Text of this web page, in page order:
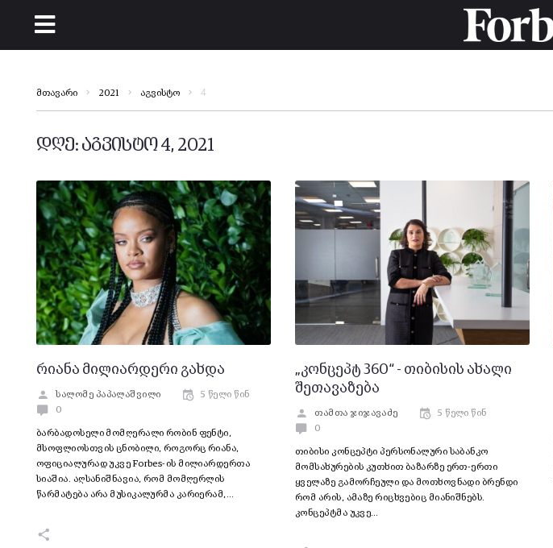
მთავარი 2021 აგვისტო 4
დღე: აგვისტო 4, 2021
რიანა მილიარდერი გახდა
სალომე პაპალაშვილი
5 წელი წინ
0
ბარბადოსელი მომღერალი რობინ ფენტი,
მსოფლიოსთვის ცნობილი, როგორც რიანა,
ოფიციალურად უკვე Forbes-ის მილიარდერთა
სიაშია. აღსანიშნავია, რომ მომღერლის
წარმატება არა მუსიკალურმა კარიერამ,…
„კონცეპტ 360“ - თიბისის ახალი
შეთავაზება
თამთა ჯიჯავაძე
5 წელი წინ
0
თიბისი კონცეპტი პერსონალური საბანკო
მომსახურების კუთხით ბაზარზე ერთ-ერთი
ყველაზე გამორჩეული და მოთხოვნადი ბრენდი
რომ არის, ამაზე რიცხვებიც მიანიშნებს.
კონცეპტმა უკვე…